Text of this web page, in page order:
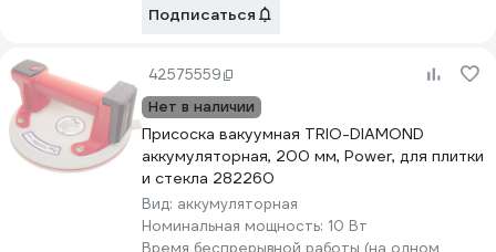
Подписаться
42575559
Нет в наличии
Присоска вакуумная TRIO-DIAMOND
аккумуляторная, 200 мм, Power, для плитки
и стекла 282260
Вид: аккумуляторная
Номинальная мощность: 10 Вт
Время беспрерывной работы (на одном